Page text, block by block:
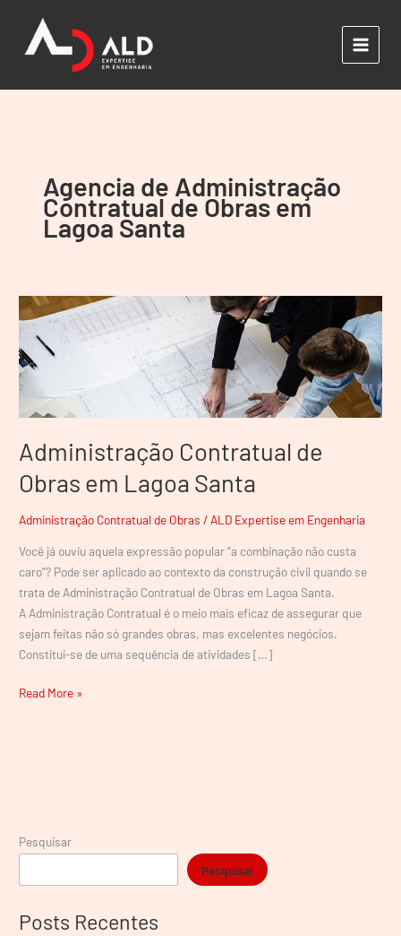
Agencia de Administração
Contratual de Obras em
Lagoa Santa
Administração Contratual de
Obras em Lagoa Santa
Administração Contratual de Obras / ALD Expertise em Engenharia
Você já ouviu aquela expressão popular “a combinação não custa
caro”? Pode ser aplicado ao contexto da construção civil quando se
trata de Administração Contratual de Obras em Lagoa Santa.
A Administração Contratual é o meio mais eficaz de assegurar que
sejam feitas não só grandes obras, mas excelentes negócios.
Constitui-se de uma sequência de atividades […]
Administração
Contratual
de
Obras
em
Lagoa
Read More »
Pesquisar
Pesquisar
Posts Recentes